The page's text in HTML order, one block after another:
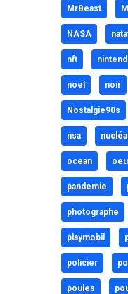
MrBeast
NASA
nft
noel noir
Nostalgie90s
nsa
ocean
pandemie
photographe
playmobil
policier
poules